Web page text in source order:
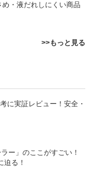
・液だれしにくい商品
>>もっと見る
に実証レビュー！安全・
ー」のここがすごい！
迫る！